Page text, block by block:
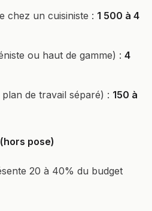
chez un cuisiniste : 1 500 à 4
ou haut de gamme) : 4
de travail séparé) : 150 à
pose)
20 à 40% du budget